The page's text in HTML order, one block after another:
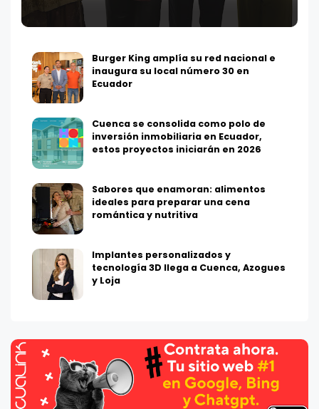
Burger King amplía su red nacional e
inaugura su local número 30 en
Ecuador
Cuenca se consolida como polo de
inversión inmobiliaria en Ecuador,
estos proyectos iniciarán en 2026
Sabores que enamoran: alimentos
ideales para preparar una cena
romántica y nutritiva
Implantes personalizados y
tecnología 3D llega a Cuenca, Azogues
y Loja